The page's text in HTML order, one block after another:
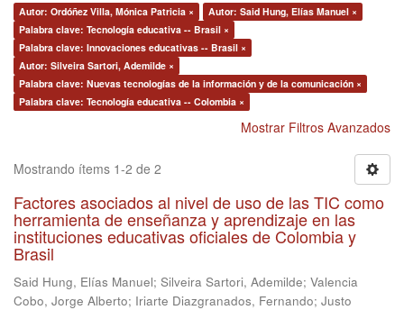
Autor: Ordóñez Villa, Mónica Patricia ×
Autor: Said Hung, Elías Manuel ×
Palabra clave: Tecnología educativa -- Brasil ×
Palabra clave: Innovaciones educativas -- Brasil ×
Autor: Silveira Sartori, Ademilde ×
Palabra clave: Nuevas tecnologías de la información y de la comunicación ×
Palabra clave: Tecnología educativa -- Colombia ×
Mostrar Filtros Avanzados
Mostrando ítems 1-2 de 2
Factores asociados al nivel de uso de las TIC como
herramienta de enseñanza y aprendizaje en las
instituciones educativas oficiales de Colombia y
Brasil
Said Hung, Elías Manuel; Silveira Sartori, Ademilde; Valencia
Cobo, Jorge Alberto; Iriarte Diazgranados, Fernando; Justo